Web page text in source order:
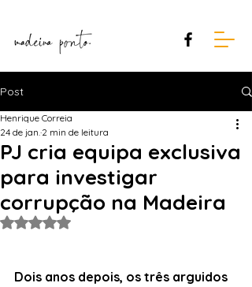
Post
PJ cria equipa exclusiva
para investigar
corrupção na Madeira
Henrique Correia
24 de jan. 2 min de leitura
Avaliado com NaN de 5 estrelas.
Dois anos depois, os três arguidos